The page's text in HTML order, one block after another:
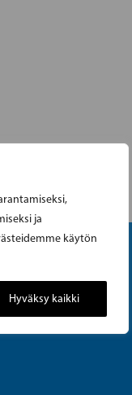
ja
käytön
Hyväksy kaikki